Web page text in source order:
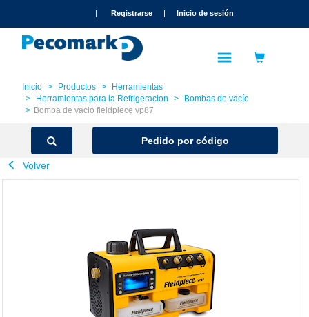
| Registrarse | Inicio de sesión
Inicio Productos
Herramientas
Herramientas para la Refrigeracion
Bombas de vacío
Bomba de vacio fieldpiece vp87
Pedido por código
Volver